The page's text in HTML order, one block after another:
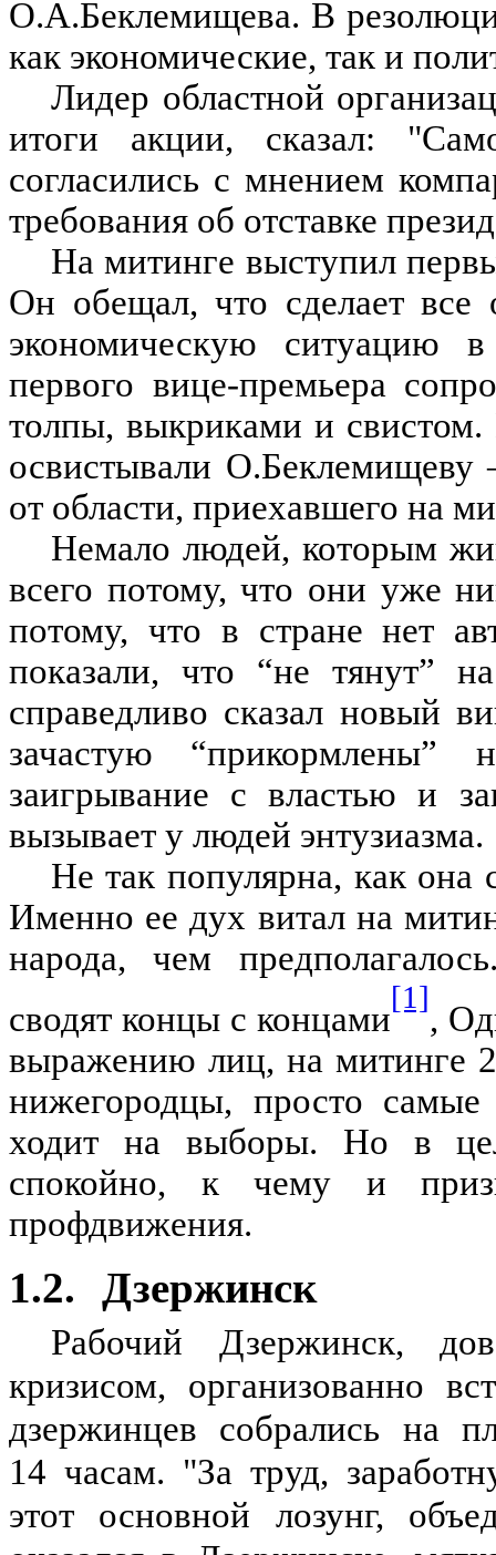
О.А.Беклемищева. В
как экономические, так и
Лидер областной
итоги акции, сказал:
согласились с мнением
требования об отставке
На митинге выступил
Он обещал, что сделает все
экономическую ситуацию
первого вице-премьера
толпы, выкриками и свистом.
освистывали О.Беклемищеву
от области, приехавшего на
Немало людей, которым
всего потому, что они уже
потому, что в стране нет
показали, что “не тянут”
справедливо сказал новый
зачастую “прикормлены”
заигрывание с властью и
вызывает у людей энтузиазма.
Не так популярна, как она
Именно ее дух витал на
народа, чем
сводят концы с концами
[1]
,
выражению лиц, на митинге
нижегородцы, просто
ходит на выборы. Но в
спокойно, к чему и
профдвижения.
1.2. Дзержинск
Рабочий Дзержинск,
кризисом, организованно
дзержинцев собрались на
14 часам. "За труд,
этот основной лозунг,